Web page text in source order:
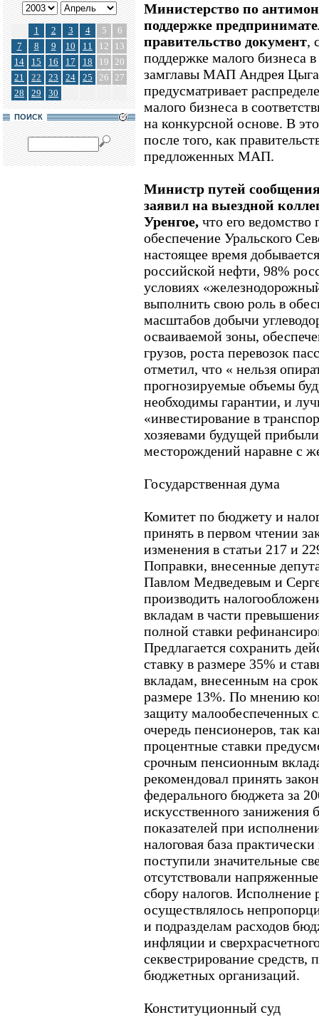
1 2 3 4 5
6
7
8 9 10 11 12
13
14
15 16 17 18 19 20
21
22 23 24 25 26 27
28
29 30
ПОИСК
Министерство по
поддержке
правительство документ,
поддержке малого бизнеса
замглавы МАП Андрея
предусматривает
малого бизнеса в
на конкурсной основе. В
после того, как
предложенных МАП.
Министр путей
заявил на выездной
Уренгое, что его ведомство
обеспечение Уральского
настоящее время
российской нефти, 98%
условиях
выполнить свою роль в
масштабов добычи
осваиваемой зоны,
грузов, роста перевозок
отметил, что « нельзя
прогнозируемые объемы
необходимы гарантии, и
«инвестирование в
хозяевами будущей
месторождений наравне с
Государственная дума
Комитет по бюджету и
принять в первом чтении
изменения в статьи 217 и
Поправки, внесенные
Павлом Медведевым и
производить
вкладам в части
полной ставки
Предлагается сохранить
ставку в размере 35% и
вкладам, внесенным на
размере 13%. По мнению
защиту малообеспеченных
очередь пенсионеров, так
процентные ставки
срочным пенсионным
рекомендовал принять
федерального бюджета за
искусственного
показателей при
налоговая база
поступили значительные
отсутствовали
сбору налогов. Исполнение
осуществлялось
и подразделам расходов
инфляции и
секвестрирование средств,
бюджетных организаций.
Конституционный суд